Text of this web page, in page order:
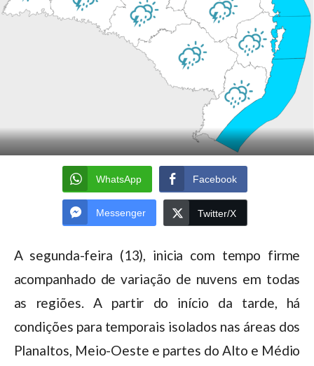
WhatsApp Facebook
Messenger Twitter/X
A segunda-feira (13), inicia com tempo firme
acompanhado de variação de nuvens em todas
as regiões. A partir do início da tarde, há
condições para temporais isolados nas áreas dos
Planaltos, Meio-Oeste e partes do Alto e Médio